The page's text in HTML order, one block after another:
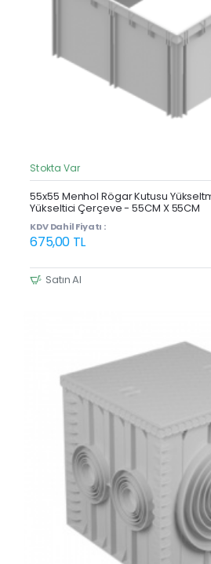
Stokta Var
55x55 Menhol Rögar Kutusu
Yükseltici Çerçeve - 55CM X 55CM
KDV Dahil Fiyatı :
675,00 TL
Satın Al